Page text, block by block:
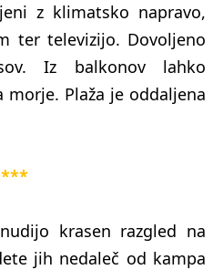
z klimatsko napravo,
ter televizijo. Dovoljeno
Iz balkonov lahko
Plaža je oddaljena
***
krasen razgled na
jih nedaleč od kampa